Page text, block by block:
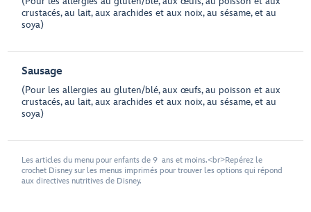
crustacés, au lait, aux arachides et aux noix, au sésame, et au
soya)
Sausage
(Pour les allergies au gluten/blé, aux œufs, au poisson et aux
crustacés, au lait, aux arachides et aux noix, au sésame, et au
soya)
Les articles du menu pour enfants de 9 ans et moins.<br>Repérez le
crochet Disney sur les menus imprimés pour trouver les options qui répond
aux directives nutritives de Disney.